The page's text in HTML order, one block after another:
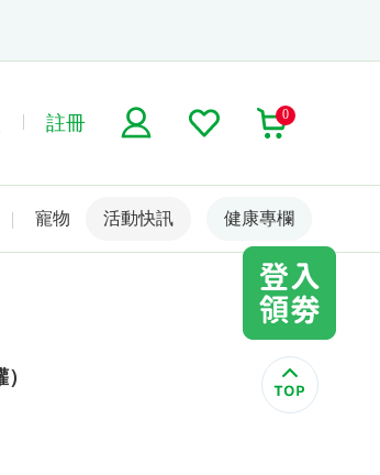
註冊 0
寵物 名人嚴選
活動快訊 健康專欄